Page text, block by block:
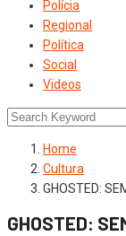
Polícia
Regional
Política
Social
Videos
Home
Cultura
GHOSTED:
GHOSTED: